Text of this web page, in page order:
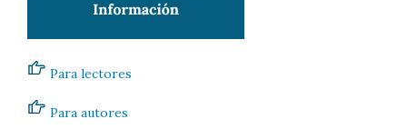
Para lectores
Para autores